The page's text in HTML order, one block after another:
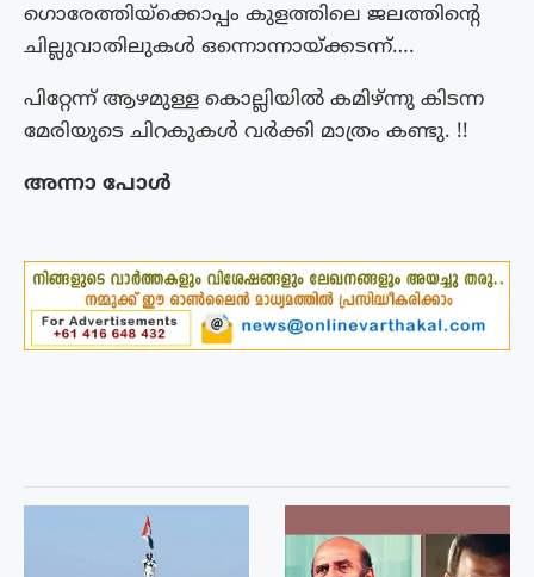
ഗൊരേത്തിയ്ക്കൊപ്പം കുളത്തിലെ ജലത്തിന്റെ
ചില്ലുവാതിലുകൾ ഒന്നൊന്നായ്ക്കടന്ന്….
പിറ്റേന്ന് ആഴമുള്ള കൊല്ലിയിൽ കമിഴ്ന്നു കിടന്ന
മേരിയുടെ ചിറകുകൾ വർക്കി മാത്രം കണ്ടു. !!
അന്നാ പോൾ